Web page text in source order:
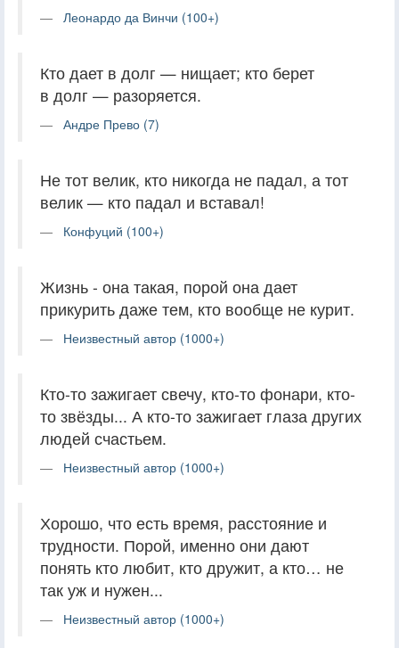
Леонардо да Винчи (100+)
Кто дает в долг — нищает; кто берет
в долг — разоряется.
Андре Прево (7)
Не тот велик, кто никогда не падал, а тот
велик — кто падал и вставал!
Конфуций (100+)
Жизнь - она такая, порой она дает
прикурить даже тем, кто вообще не курит.
Неизвестный автор (1000+)
Кто-то зажигает свечу, кто-то фонари, кто-
то звёзды... А кто-то зажигает глаза других
людей счастьем.
Неизвестный автор (1000+)
Хорошо, что есть время, расстояние и
трудности. Порой, именно они дают
понять кто любит, кто дружит, а кто… не
так уж и нужен...
Неизвестный автор (1000+)